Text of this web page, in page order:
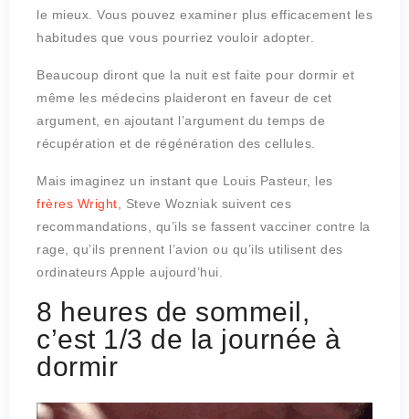
le mieux. Vous pouvez examiner plus efficacement les
habitudes que vous pourriez vouloir adopter.
Beaucoup diront que la nuit est faite pour dormir et
même les médecins plaideront en faveur de cet
argument, en ajoutant l’argument du temps de
récupération et de régénération des cellules.
Mais imaginez un instant que Louis Pasteur, les
frères Wright , Steve Wozniak suivent ces
recommandations, qu’ils se fassent vacciner contre la
rage, qu’ils prennent l’avion ou qu’ils utilisent des
ordinateurs Apple aujourd’hui.
8 heures de sommeil,
c’est 1/3 de la journée à
dormir